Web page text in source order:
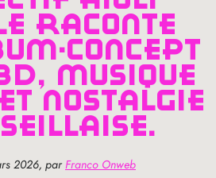
raconte
concept
musique
nostalgie
2026, parFranco Onweb